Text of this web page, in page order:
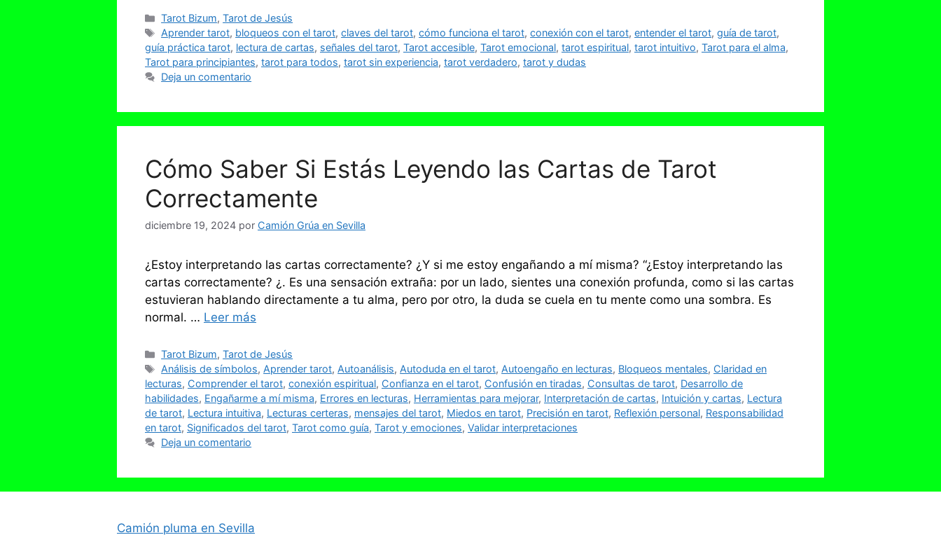
Categorías
Tarot Bizum,Tarot de Jesús
Etiquetas
Aprender tarot, bloqueos con el tarot,claves del tarot,cómo funciona el tarot,conexión con el tarot,entender el tarot,guía de tarot,
guía práctica tarot, lectura de cartas, señales del tarot, Tarot accesible, Tarot emocional, tarot espiritual, tarot intuitivo, Tarot para el alma,
Tarot para principiantes, tarot para todos, tarot sin experiencia, tarot verdadero, tarot y dudas
Deja un comentario
Cómo Saber Si Estás Leyendo las Cartas de Tarot
Correctamente
diciembre 19, 2024 por Camión Grúa en Sevilla
¿Estoy interpretando las cartas correctamente? ¿Y si me estoy engañando a mí misma? “¿Estoy interpretando las
cartas correctamente? ¿. Es una sensación extraña: por un lado, sientes una conexión profunda, como si las cartas
estuvieran hablando directamente a tu alma, pero por otro, la duda se cuela en tu mente como una sombra. Es
normal. … Leer más
Categorías
Tarot Bizum,Tarot de Jesús
Etiquetas
Análisis de símbolos, Aprender tarot, Autoanálisis, Autoduda en el tarot, Autoengaño en lecturas, Bloqueos mentales, Claridad en
lecturas, Comprender el tarot, conexión espiritual, Confianza en el tarot, Confusión en tiradas, Consultas de tarot, Desarrollo de
habilidades, Engañarme a mí misma, Errores en lecturas, Herramientas para mejorar, Interpretación de cartas, Intuición y cartas, Lectura
de tarot, Lectura intuitiva, Lecturas certeras, mensajes del tarot, Miedos en tarot, Precisión en tarot, Reflexión personal, Responsabilidad
en tarot, Significados del tarot, Tarot como guía, Tarot y emociones, Validar interpretaciones
Deja un comentario
Camión pluma en Sevilla